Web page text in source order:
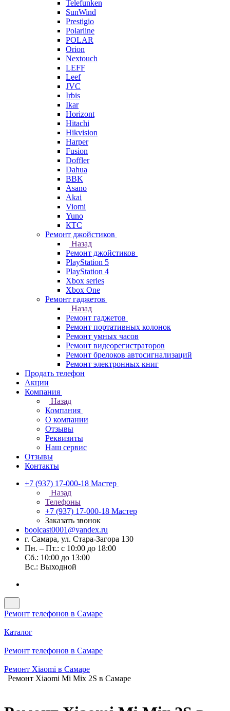
Telefunken
SunWind
Prestigio
Polarline
POLAR
Orion
Nextouch
LEFF
Leef
JVC
Irbis
Ikar
Horizont
Hitachi
Hikvision
Harper
Fusion
Doffler
Dahua
BBK
Asano
Akai
Viomi
Yuno
КТС
Ремонт джойстиков
Назад
Ремонт джойстиков
PlayStation 5
PlayStation 4
Xbox series
Xbox One
Ремонт гаджетов
Назад
Ремонт гаджетов
Ремонт портативных колонок
Ремонт умных часов
Ремонт видеорегистраторов
Ремонт брелоков автосигнализаций
Ремонт электронных книг
Продать телефон
Акции
Компания
Назад
Компания
О компании
Отзывы
Реквизиты
Наш сервис
Отзывы
Контакты
+7 (937) 17-000-18 Мастер
Назад
Телефоны
+7 (937) 17-000-18 Мастер
Заказать звонок
boolcast0001@yandex.ru
г. Самара, ул. Стара-Загора 130
Пн. – Пт.: с 10:00 до 18:00
Сб.: 10:00 до 13:00
Вс.: Выходной
Ремонт телефонов в Самаре
Каталог
Ремонт телефонов в Самаре
Ремонт Xiaomi в Самаре
Ремонт Xiaomi Mi Mix 2S в Самаре